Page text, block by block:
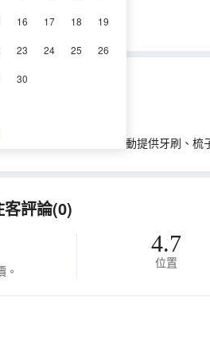
16 17 18 19
23 24 25 26
30
月1日起，住宿業不得主動提供牙刷、
評論(0)
4.7
位置